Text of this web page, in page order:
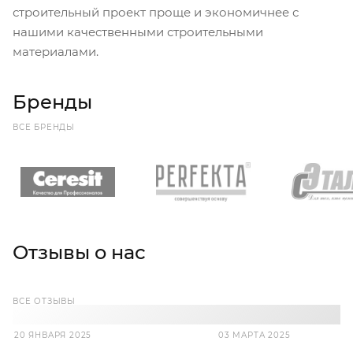
строительный проект проще и экономичнее с
нашими качественными строительными
материалами.
Бренды
ВСЕ БРЕНДЫ
Отзывы о нас
ВСЕ ОТЗЫВЫ
20 ЯНВАРЯ 2025 03 МАРТА 2025